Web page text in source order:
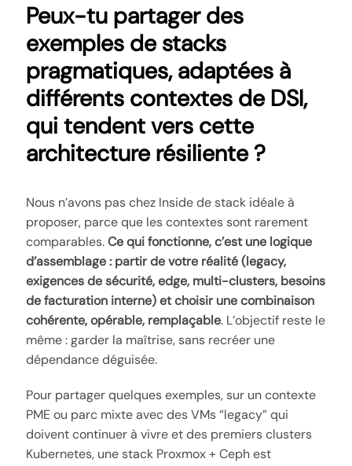
Peux-tu partager des
exemples de stacks
pragmatiques, adaptées à
différents contextes de DSI,
qui tendent vers cette
architecture résiliente ?
Nous n’avons pas chez Inside de stack idéale à
proposer, parce que les contextes sont rarement
comparables.Ce qui fonctionne, c’est une logique
d’assemblage : partir de votre réalité (legacy,
exigences de sécurité, edge, multi-clusters, besoins
de facturation interne) et choisir une combinaison
cohérente, opérable, remplaçable. L’objectif reste le
même : garder la maîtrise, sans recréer une
dépendance déguisée.
Pour partager quelques exemples, sur un contexte
PME ou parc mixte avec des VMs “legacy” qui
doivent continuer à vivre et des premiers clusters
Kubernetes, une stack Proxmox + Ceph est